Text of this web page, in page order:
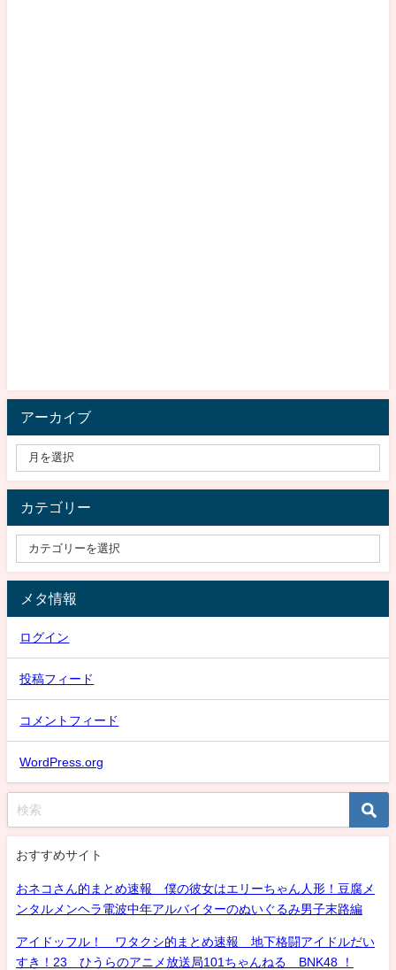
アーカイブ
カテゴリー
メタ情報
ログイン
投稿フィード
コメントフィード
WordPress.org
おすすめサイト
おネコさん的まとめ速報 僕の彼女はエリーちゃん人形！豆腐メ
ンタルメンヘラ電波中年アルバイターのぬいぐるみ男子末路編
アイドッフル！ ワタクシ的まとめ速報 地下格闘アイドルだい
すき！23 ひうらのアニメ放送局101ちゃんねる BNK48 ！